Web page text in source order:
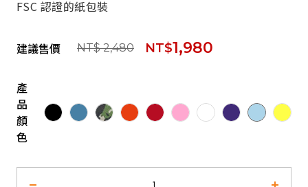
FSC 認證的紙包裝
建議售價 NT$ 2,480 NT$1,980
產
品
顏
色